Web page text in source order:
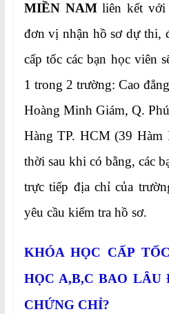
MIỀN NAMliên kết với
đơn vị nhận hồ sơ dự thi,
cấp tốc các bạn học viên
1 trong 2 trường: Cao
Hoàng Minh Giám, Q.
Hàng TP. HCM (39
thời sau khi có bằng, các
trực tiếp địa chỉ của
yêu cầu kiểm tra hồ sơ.
KHÓA HỌC CẤP
HỌC A,B,C BAO
CHỨNG CHỈ?